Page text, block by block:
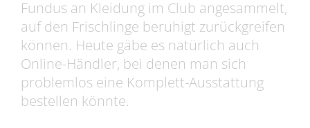
Fundus an Kleidung im Club angesammelt,
auf den Frischlinge beruhigt zurückgreifen
können. Heute gäbe es natürlich auch
Online-Händler, bei denen man sich
problemlos eine Komplett-Ausstattung
bestellen könnte.